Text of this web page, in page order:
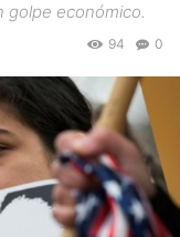
golpe económico.
0
94